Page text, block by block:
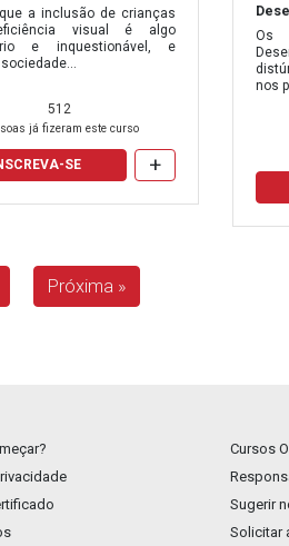
a inclusão de crianças
visual é algo
e inquestionável, e
512
já fizeram este curso
SE +
Os
nos
Próxima »
Cursos
Sugerir
Solicitar